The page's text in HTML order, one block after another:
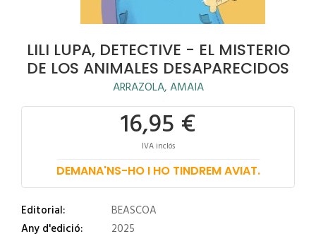
LILI LUPA, DETECTIVE - EL MISTERIO
DE LOS ANIMALES DESAPARECIDOS
ARRAZOLA, AMAIA
16,95 €
IVA inclós
DEMANA'NS-HO I HO TINDREM AVIAT.
Editorial:
BEASCOA
Any d'edició:
2025